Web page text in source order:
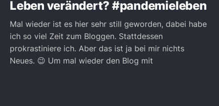
Leben verändert? #pandemieleben
Mal wieder ist es hier sehr still geworden, dabei habe
ich so viel Zeit zum Bloggen. Stattdessen
prokrastiniere ich. Aber das ist ja bei mir nichts
Neues. 😉 Um mal wieder den Blog mit